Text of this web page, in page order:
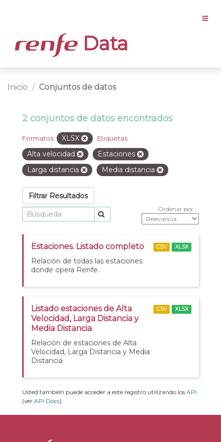
Data
Inicio Conjuntos de datos
2 conjuntos de datos encontrados
Formatos: XLSX Etiquetas:
Alta velocidad
Estaciones
Larga distancia
Media distancia
Filtrar Resultados
Ordenar por
Estaciones. Listado completo
Relación de todas las estaciones
donde opera Renfe.
CSV XLSX
Listado estaciones de Alta
Velocidad, Larga Distancia y
Media Distancia
Relación de estaciones de Alta
Velocidad, Larga Distancia y Media
Distancia
CSV XLSX
Usted también puede acceder a este registro utilizando los API
(ver API Docs).